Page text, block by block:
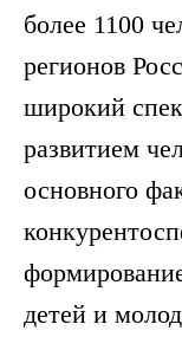
более 1100
регионов
широкий
развитием
основного
детей и